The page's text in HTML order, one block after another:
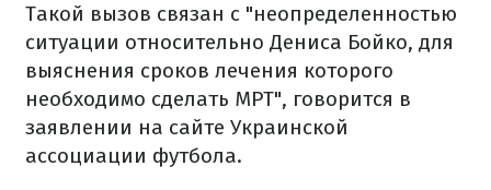
Такой вызов связан с "неопределенностью
ситуации относительно Дениса Бойко, для
выяснения сроков лечения которого
необходимо сделать МРТ", говорится в
заявлении на сайте Украинской
ассоциации футбола.